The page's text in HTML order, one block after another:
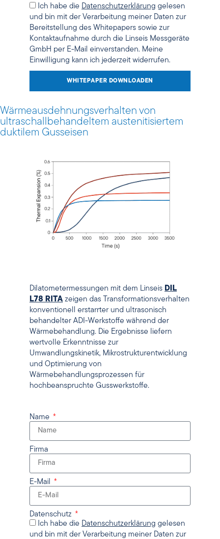
Ich habe die Datenschutzerklärung gelesen
und bin mit der Verarbeitung meiner Daten zur
Bereitstellung des Whitepapers sowie zur
Kontaktaufnahme durch die Linseis Messgeräte
GmbH per E-Mail einverstanden. Meine
Einwilligung kann ich jederzeit widerrufen.
WHITEPAPER DOWNLOADEN
Wärmeausdehnungsverhalten von
ultraschallbehandeltem austenitisiertem
duktilem Gusseisen
Dilatometermessungen mit dem Linseis DIL
L78 RITA zeigen das Transformationsverhalten
konventionell erstarrter und ultrasonisch
behandelter ADI-Werkstoffe während der
Wärmebehandlung. Die Ergebnisse liefern
wertvolle Erkenntnisse zur
Umwandlungskinetik, Mikrostrukturentwicklung
und Optimierung von
Wärmebehandlungsprozessen für
hochbeanspruchte Gusswerkstoffe.
Name
Firma
E-Mail
Datenschutz
Ich habe die Datenschutzerklärung gelesen
und bin mit der Verarbeitung meiner Daten zur